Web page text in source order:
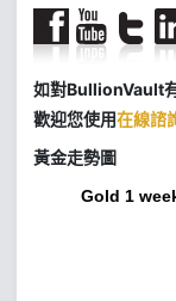
如對BullionVault
歡迎您使用在線諮
黃金走勢圖
Gold 1